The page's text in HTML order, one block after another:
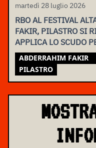
martedì 28 luglio 2026
RBO AL FESTIVAL
FAKIR, PILASTRO SI
APPLICA LO SCUDO
ASSEMBLEA
ABDERRAHIM FAKIR
PILASTRO